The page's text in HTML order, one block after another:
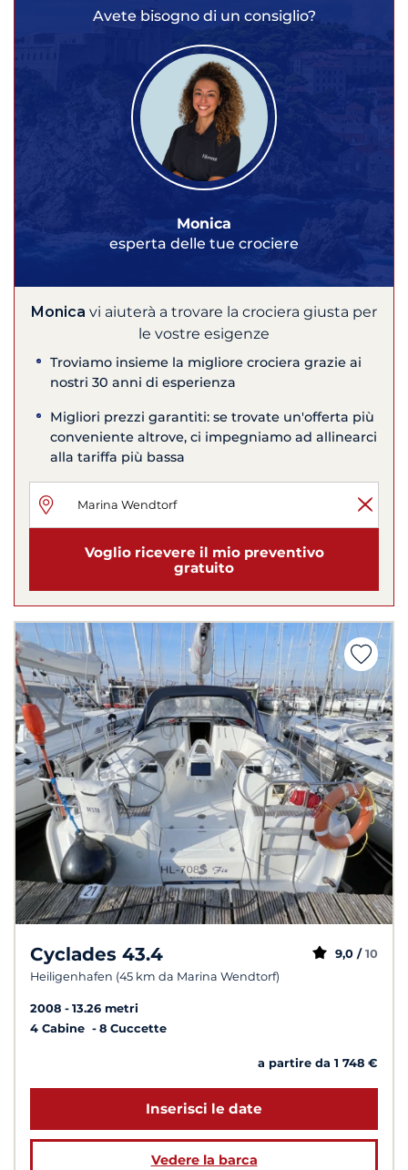
Avete bisogno di un consiglio?
Monica
esperta delle tue crociere
Monica vi aiuterà a trovare la crociera giusta per
le vostre esigenze
Troviamo insieme la migliore crociera grazie ai
nostri 30 anni di esperienza
Migliori prezzi garantiti: se trovate un'offerta più
conveniente altrove, ci impegniamo ad allinearci
alla tariffa più bassa
Voglio ricevere il mio preventivo
gratuito
Cyclades 43.4
Heiligenhafen (45 km da Marina Wendtorf)
9,0 / 10
2008
13.26 metri
4 Cabine
8 Cuccette
a partire da 1 748 €
Inserisci le date
Vedere la barca